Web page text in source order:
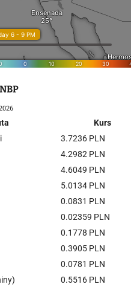
Kurs
3.7236 PLN
4.2982 PLN
4.6049 PLN
5.0134 PLN
0.0831 PLN
0.02359 PLN
0.1778 PLN
0.3905 PLN
0.0781 PLN
0.5516 PLN